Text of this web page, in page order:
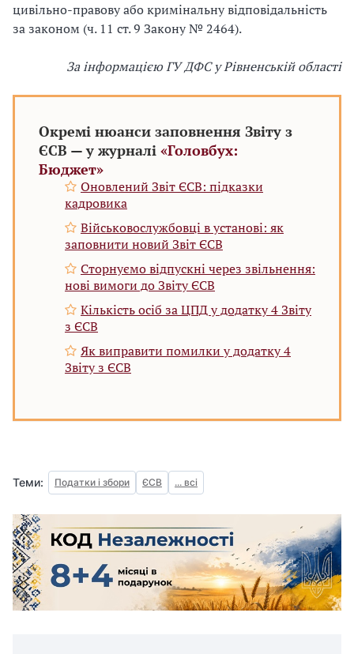
цивільно-правову або кримінальну відповідальність
за законом (ч. 11 ст. 9 Закону № 2464).
За інформацієюГУ ДФС у Рівненській області
Окремі нюанси заповнення Звіту з
ЄСВ — у журналі «Головбух:
Бюджет»
Оновлений Звіт ЄСВ: підказки
кадровика
Військовослужбовці в установі: як
заповнити новий Звіт ЄСВ
Сторнуємо відпускні через звільнення:
нові вимоги до Звіту ЄСВ
Кількість осіб за ЦПД у додатку 4 Звіту
з ЄСВ
Як виправити помилки у додатку 4
Звіту з ЄСВ
Теми: Податки і збори ЄСВ ... всі